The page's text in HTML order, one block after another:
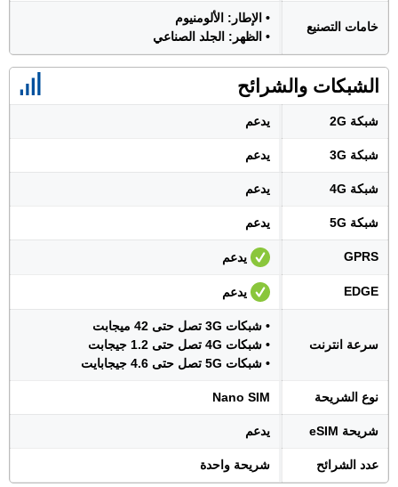
خامات التصنيع
• الإطار: الألومنيوم
• الظهر: الجلد الصناعي
الشبكات والشرائح
شبكة 2G يدعم
شبكة 3G يدعم
شبكة 4G يدعم
شبكة 5G يدعم
GPRS يدعم
EDGE يدعم
سرعة انترنت
• شبكات 3G تصل حتى 42 ميجابت
• شبكات 4G تصل حتى 1.2 جيجابت
• شبكات 5G تصل حتى 4.6 جيجابايت
نوع الشريحة Nano SIM
شريحة eSIM يدعم
عدد الشرائح شريحة واحدة